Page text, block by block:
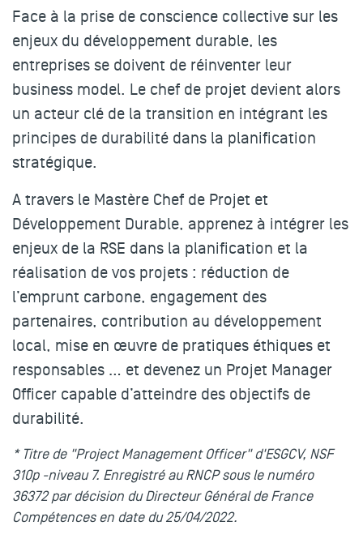
Face à la prise de conscience collective sur les
enjeux du développement durable, les
entreprises se doivent de réinventer leur
business model. Le chef de projet devient alors
un acteur clé de la transition en intégrant les
principes de durabilité dans la planification
stratégique.
A travers le Mastère Chef de Projet et
Développement Durable, apprenez à intégrer les
enjeux de la RSE dans la planification et la
réalisation de vos projets : réduction de
l’emprunt carbone, engagement des
partenaires, contribution au développement
local, mise en œuvre de pratiques éthiques et
responsables … et devenez un Projet Manager
Officer capable d’atteindre des objectifs de
durabilité.
* Titre de "Project Management Officer" d'ESGCV, NSF
310p -niveau 7. Enregistré au RNCP sous le numéro
36372 par décision du Directeur Général de France
Compétences en date du 25/04/2022.